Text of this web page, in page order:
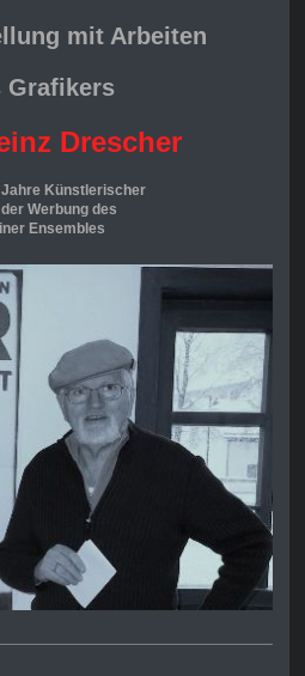
mit Arbeiten
Grafikers
Drescher
Künstlerischer
Werbung des
Ensembles